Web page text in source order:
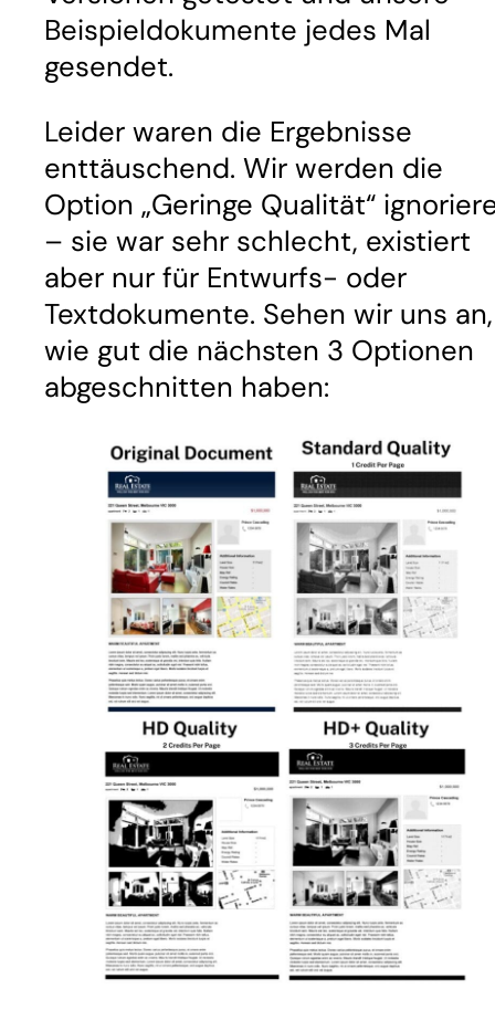
Beispieldokumente jedes Mal
gesendet.
Leider waren die Ergebnisse
enttäuschend. Wir werden die
Option „Geringe Qualität“
– sie war sehr schlecht, existiert
aber nur für Entwurfs- oder
Textdokumente. Sehen wir uns an,
wie gut die nächsten 3 Optionen
abgeschnitten haben: